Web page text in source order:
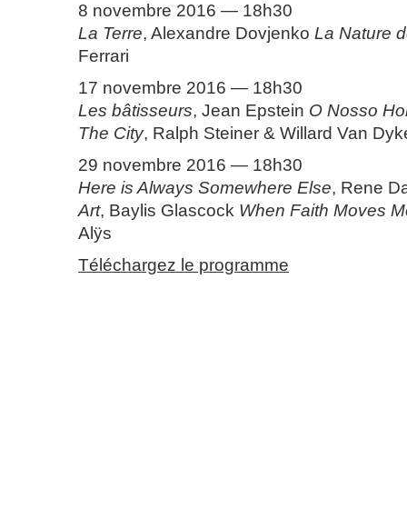
8 novembre 2016 — 18h30
La Terre, Alexandre Dovjenko La Nature
Ferrari
17 novembre 2016 — 18h30
Les bâtisseurs, Jean Epstein O Nosso
The City, Ralph Steiner & Willard Van
29 novembre 2016 — 18h30
Here is Always Somewhere Else, Rene
Art, Baylis Glascock When Faith Moves
Alÿs
Téléchargez le programme